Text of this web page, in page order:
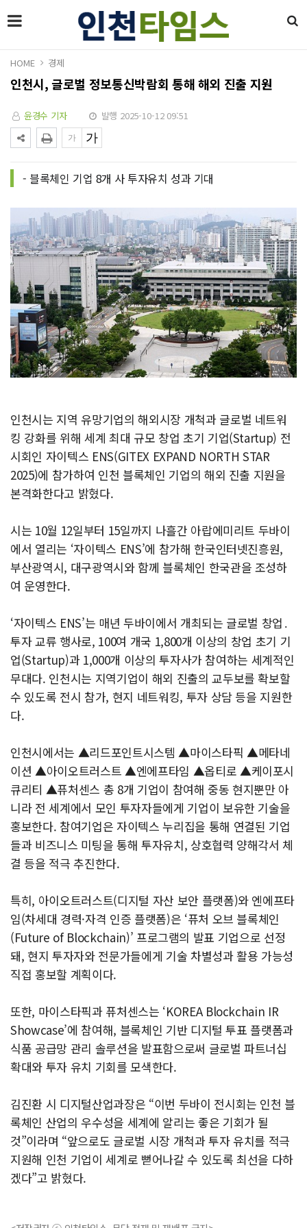
HOME 경제
인천시, 글로벌 정보통신박람회 통해 해외 진출 지원
윤경수 기자 발행 2025-10-12 09:51
- 블록체인 기업 8개 사 투자유치 성과 기대
인천시는 지역 유망기업의 해외시장 개척과 글로벌 네트워
킹 강화를 위해 세계 최대 규모 창업 초기 기업(Startup) 전
시회인 자이텍스 ENS(GITEX EXPAND NORTH STAR
2025)에 참가하여 인천 블록체인 기업의 해외 진출 지원을
본격화한다고 밝혔다.
시는 10월 12일부터 15일까지 나흘간 아랍에미리트 두바이
에서 열리는 ‘자이텍스 ENS’에 참가해 한국인터넷진흥원,
부산광역시, 대구광역시와 함께 블록체인 한국관을 조성하
여 운영한다.
‘자이텍스 ENS’는 매년 두바이에서 개최되는 글로벌 창업․
투자 교류 행사로, 100여 개국 1,800개 이상의 창업 초기 기
업(Startup)과 1,000개 이상의 투자사가 참여하는 세계적인
무대다. 인천시는 지역기업이 해외 진출의 교두보를 확보할
수 있도록 전시 참가, 현지 네트워킹, 투자 상담 등을 지원한
다.
인천시에서는 ▲리드포인트시스템 ▲마이스타픽 ▲메타네
이션 ▲아이오트러스트 ▲엔에프타임 ▲옵티로 ▲케이포시
큐리티 ▲퓨처센스 총 8개 기업이 참여해 중동 현지뿐만 아
니라 전 세계에서 모인 투자자들에게 기업이 보유한 기술을
홍보한다. 참여기업은 자이텍스 누리집을 통해 연결된 기업
들과 비즈니스 미팅을 통해 투자유치, 상호협력 양해각서 체
결 등을 적극 추진한다.
특히, 아이오트러스트(디지털 자산 보안 플랫폼)와 엔에프타
임(차세대 경력·자격 인증 플랫폼)은 ‘퓨처 오브 블록체인
(Future of Blockchain)’ 프로그램의 발표 기업으로 선정
돼, 현지 투자자와 전문가들에게 기술 차별성과 활용 가능성
직접 홍보할 계획이다.
또한, 마이스타픽과 퓨처센스는 ‘KOREA Blockchain IR
Showcase’에 참여해, 블록체인 기반 디지털 투표 플랫폼과
식품 공급망 관리 솔루션을 발표함으로써 글로벌 파트너십
확대와 투자 유치 기회를 모색한다.
김진환 시 디지털산업과장은 “이번 두바이 전시회는 인천 블
록체인 산업의 우수성을 세계에 알리는 좋은 기회가 될
것”이라며 “앞으로도 글로벌 시장 개척과 투자 유치를 적극
지원해 인천 기업이 세계로 뻗어나갈 수 있도록 최선을 다하
겠다”고 밝혔다.